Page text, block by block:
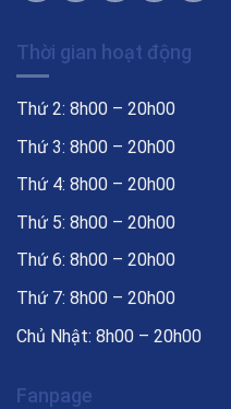
Thời gian hoạt động
Thứ 2: 8h00 – 20h00
Thứ 3: 8h00 – 20h00
Thứ 4: 8h00 – 20h00
Thứ 5: 8h00 – 20h00
Thứ 6: 8h00 – 20h00
Thứ 7: 8h00 – 20h00
Chủ Nhật: 8h00 – 20h00
Fanpage